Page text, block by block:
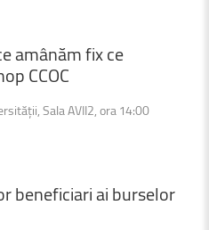
amânămfixce
CCOC
Sala AVII2, ora 14:00
beneficiariaiburselor